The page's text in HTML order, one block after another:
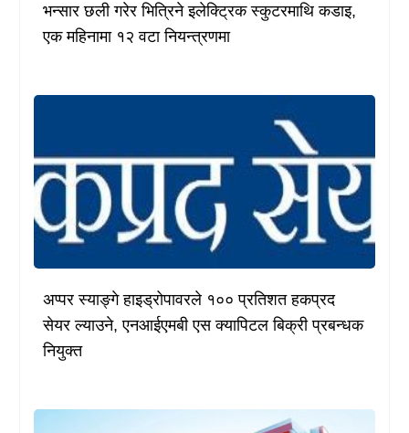
भन्सार छली गरेर भित्रिने इलेक्ट्रिक स्कुटरमाथि कडाइ,
एक महिनामा १२ वटा नियन्त्रणमा
अप्पर स्याङ्गे हाइड्रोपावरले १०० प्रतिशत हकप्रद
सेयर ल्याउने, एनआईएमबी एस क्यापिटल बिक्री प्रबन्धक
नियुक्त